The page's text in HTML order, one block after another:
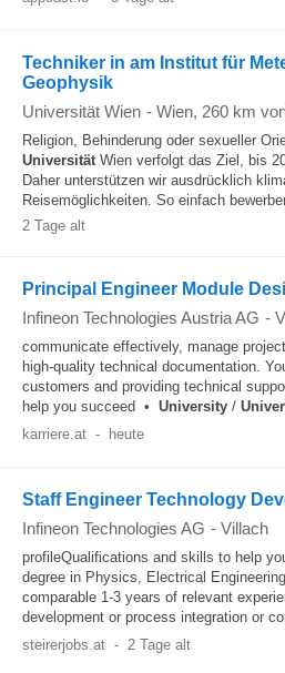
Techniker in am Institut für
Geophysik
Universität Wien - Wien, 260 km
Religion, Behinderung oder sexueller
UniversitätWien verfolgt das Ziel, bis
Daher unterstützen wir ausdrücklich
Reisemöglichkeiten. So einfach
2 Tage alt
Principal Engineer Module
Infineon Technologies Austria AG -
communicate effectively, manage
high-quality technical documentation.
customers and providing technical
help you succeed • University /
karriere.at - heute
Staff Engineer Technology
Infineon Technologies AG - Villach
profileQualifications and skills to help
degree in Physics, Electrical
comparable 1-3 years of relevant
development or process integration or
steirerjobs.at - 2 Tage alt